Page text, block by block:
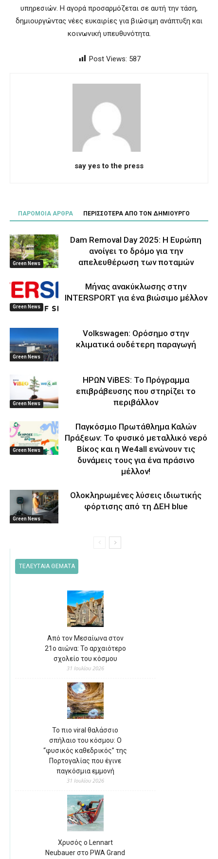
υπηρεσιών. Η αγορά προσαρμόζεται σε αυτή την τάση,
δημιουργώντας νέες ευκαιρίες για βιώσιμη ανάπτυξη και
κοινωνική υπευθυνότητα.
Post Views: 587
say yes to the press
ΠΑΡΟΜΟΙΑ ΑΡΘΡΑ ΠΕΡΙΣΣΟΤΕΡΑ ΑΠΟ ΤΟΝ ΔΗΜΙΟΥΡΓΟ
Green News
Dam Removal Day 2025: Η Ευρώπη
ανοίγει το δρόμο για την
απελευθέρωση των ποταμών
Green News
Μήνας ανακύκλωσης στην
INTERSPORT για ένα βιώσιμο μέλλον
Green News
Volkswagen: Ορόσημο στην
κλιματικά ουδέτερη παραγωγή
Green News
ΗΡΩΝ ViBES: Το Πρόγραμμα
επιβράβευσης που στηρίζει το
περιβάλλον
Green News
Παγκόσμιο Πρωτάθλημα Καλών
Πράξεων: Το φυσικό μεταλλικό νερό
Βίκος και η We4all ενώνουν τις
δυνάμεις τους για ένα πράσινο
μέλλον!
Green News
Ολοκληρωμένες λύσεις ιδιωτικής
φόρτισης από τη ΔΕΗ blue
ΤΕΛΕΥΤΑΙΑ ΘΕΜΑΤΑ
Από τον Μεσαίωνα στον
21ο αιώνα: Το αρχαιότερο
σχολείο του κόσμου
31 Ιουλίου 2026
Το πιο viral θαλάσσιο
σπήλαιο του κόσμου: Ο
“φυσικός καθεδρικός” της
Πορτογαλίας που έγινε
παγκόσμια εμμονή
31 Ιουλίου 2026
Χρυσός ο Lennart
Neubauer στο PWA Grand